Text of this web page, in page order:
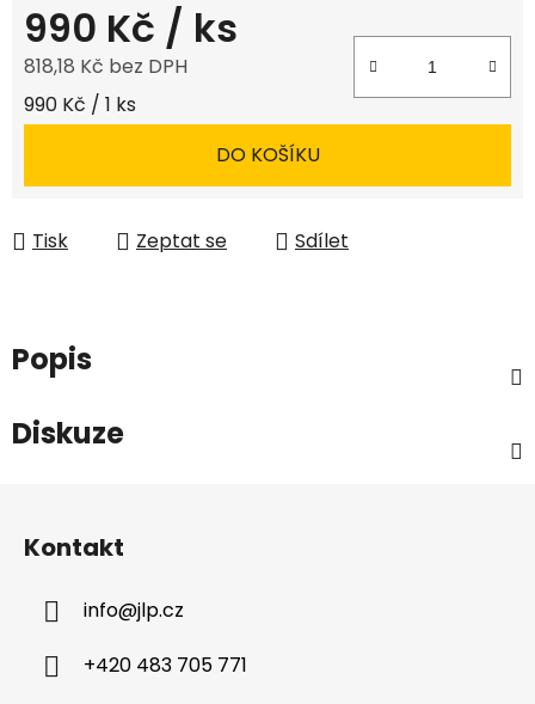
990 Kč / ks
818,18 Kč bez DPH
Měrná cena:
990 Kč / 1 ks
DO KOŠÍKU
Tisk Zeptat se Sdílet
Popis
Diskuze
Kontakt
info@jlp.cz
+420 483 705 771